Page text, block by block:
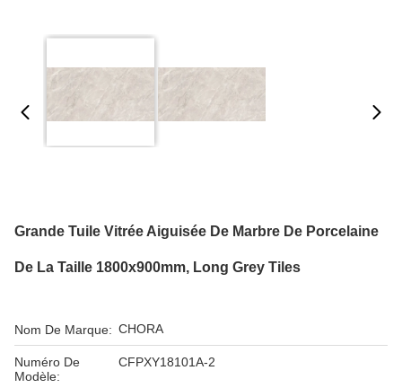
Grande Tuile Vitrée Aiguisée De Marbre De Porcelaine
De La Taille 1800x900mm, Long Grey Tiles
Nom De Marque: CHORA
Numéro De
Modèle:
CFPXY18101A-2